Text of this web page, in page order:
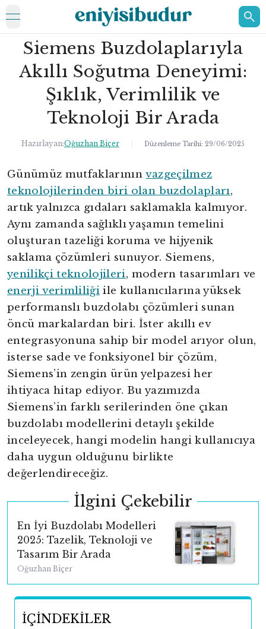
open navigation menu
ELEKTRONİK
EV
KOZMETİK
HAKKIMIZDA
İLETİŞİM
Siemens Buzdolaplarıyla
Akıllı Soğutma Deneyimi:
Şıklık, Verimlilik ve
Teknoloji Bir Arada
Hazırlayan:Oğuzhan Biçer Düzenleme Tarihi: 29/06/2025
Günümüz mutfaklarınınvazgeçilmez
teknolojilerinden biri olan buzdolapları,
artık yalnızca gıdaları saklamakla kalmıyor.
Aynı zamanda sağlıklı yaşamın temelini
oluşturan tazeliği koruma ve hijyenik
saklama çözümleri sunuyor. Siemens,
yenilikçi teknolojileri, modern tasarımları ve
enerji verimliliği ile kullanıcılarına yüksek
performanslı buzdolabı çözümleri sunan
öncü markalardan biri. İster akıllı ev
entegrasyonuna sahip bir model arıyor olun,
isterse sade ve fonksiyonel bir çözüm,
Siemens’in zengin ürün yelpazesi her
ihtiyaca hitap ediyor. Bu yazımızda
Siemens’in farklı serilerinden öne çıkan
buzdolabı modellerini detaylı şekilde
inceleyecek, hangi modelin hangi kullanıcıya
daha uygun olduğunu birlikte
değerlendireceğiz.
İlgini Çekebilir
En İyi Buzdolabı Modelleri
2025: Tazelik, Teknoloji ve
Tasarım Bir Arada
Oğuzhan Biçer
İÇİNDEKİLER